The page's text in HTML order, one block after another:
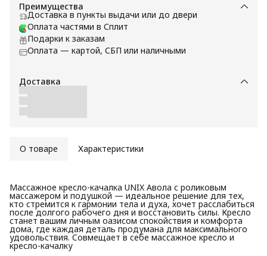
Преимущества
Доставка в пункты выдачи или до двери
Оплата частями в Сплит
Подарки к заказам
Оплата — картой, СБП или наличными
Доставка
О товаре Характеристики
Массажное кресло-качалка UNIX Авола с роликовым
массажером и подушкой — идеальное решение для тех,
кто стремится к гармонии тела и духа, хочет расслабиться
после долгого рабочего дня и восстановить силы. Кресло
станет вашим личным оазисом спокойствия и комфорта
дома, где каждая деталь продумана для максимального
удовольствия. Cовмещает в себе массажное кресло и
кресло-качалку